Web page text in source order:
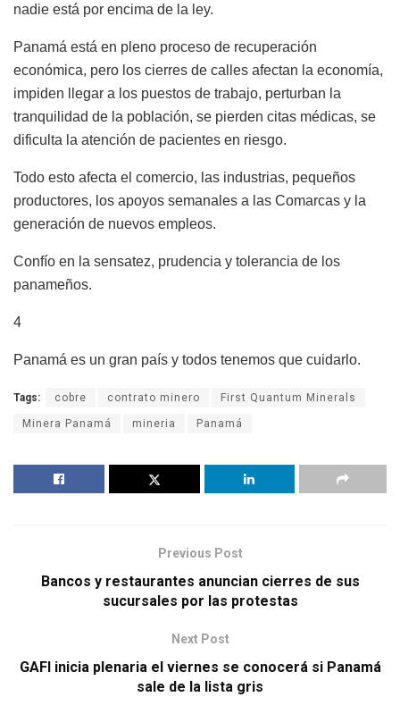
nadie está por encima de la ley.
Panamá está en pleno proceso de recuperación
económica, pero los cierres de calles afectan la economía,
impiden llegar a los puestos de trabajo, perturban la
tranquilidad de la población, se pierden citas médicas, se
dificulta la atención de pacientes en riesgo.
Todo esto afecta el comercio, las industrias, pequeños
productores, los apoyos semanales a las Comarcas y la
generación de nuevos empleos.
Confío en la sensatez, prudencia y tolerancia de los
panameños.
4
Panamá es un gran país y todos tenemos que cuidarlo.
Tags: cobre contrato minero First Quantum Minerals
Minera Panamá mineria Panamá
Previous Post
Bancos y restaurantes anuncian cierres de sus
sucursales por las protestas
Next Post
GAFI inicia plenaria el viernes se conocerá si Panamá
sale de la lista gris